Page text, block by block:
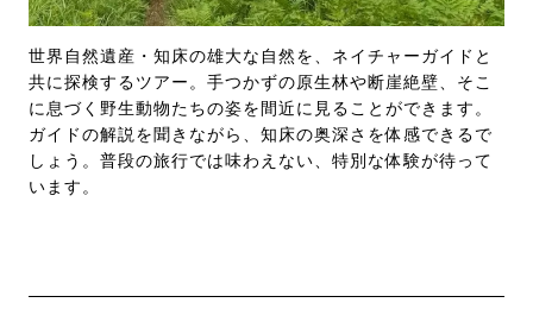
世界自然遺産・知床の雄大な自然を、ネイチャーガイドと
共に探検するツアー。手つかずの原生林や断崖絶壁、そこ
に息づく野生動物たちの姿を間近に見ることができます。
ガイドの解説を聞きながら、知床の奥深さを体感できるで
しょう。普段の旅行では味わえない、特別な体験が待って
います。